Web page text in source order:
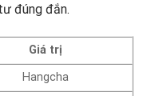
đúng đắn.
Giá trị
Hangcha